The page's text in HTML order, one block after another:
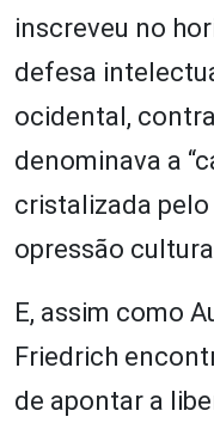
inscreveu no
defesa
ocidental,
denominava a
cristalizada
opressão
E, assim como
Friedrich
de apontar a